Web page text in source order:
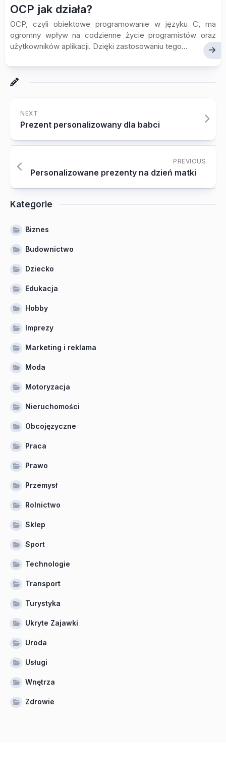
OCP jak działa?
OCP, czyli obiektowe programowanie w języku C, ma
ogromny wpływ na codzienne życie programistów oraz
użytkowników aplikacji. Dzięki zastosowaniu tego...
NEXT
Prezent personalizowany dla babci
PREVIOUS
Personalizowane prezenty na dzień matki
Kategorie
Biznes
Budownictwo
Dziecko
Edukacja
Hobby
Imprezy
Marketing i reklama
Moda
Motoryzacja
Nieruchomości
Obcojęzyczne
Praca
Prawo
Przemysł
Rolnictwo
Sklep
Sport
Technologie
Transport
Turystyka
Ukryte Zajawki
Uroda
Usługi
Wnętrza
Zdrowie